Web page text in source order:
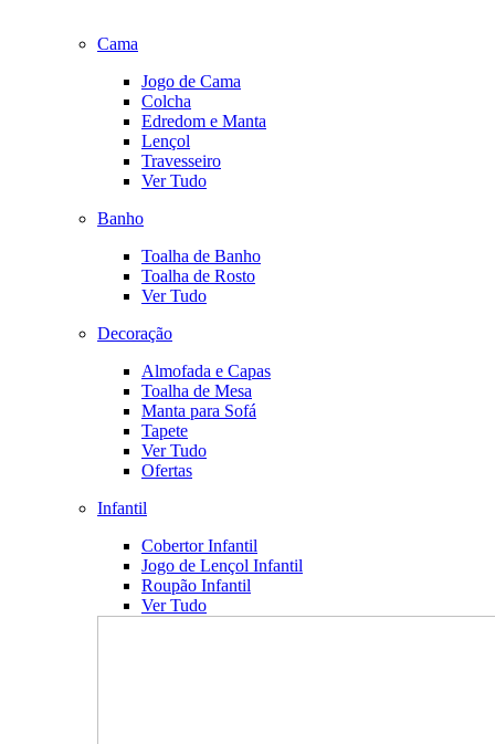
Cama
Jogo de Cama
Colcha
Edredom e Manta
Lençol
Travesseiro
Ver Tudo
Banho
Toalha de Banho
Toalha de Rosto
Ver Tudo
Decoração
Almofada e Capas
Toalha de Mesa
Manta para Sofá
Tapete
Ver Tudo
Ofertas
Infantil
Cobertor Infantil
Jogo de Lençol Infantil
Roupão Infantil
Ver Tudo